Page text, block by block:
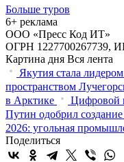
Больше туров
6+ реклама
ООО «Пресс Код ИТ»
ОГРН 1227700267739,
Картина дня Вся лента
Якутия стала
пространством
в Арктике
Цифровой
Путин одобрил
2026: угольная
Поделиться